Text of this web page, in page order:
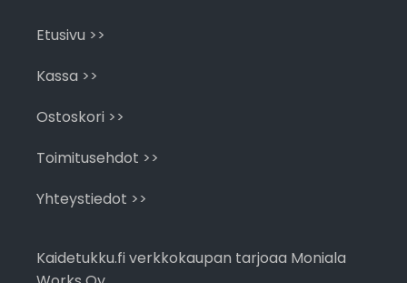
Etusivu >>
Kassa >>
Ostoskori >>
Toimitusehdot >>
Yhteystiedot >>
Kaidetukku.fi verkkokaupan tarjoaa Moniala